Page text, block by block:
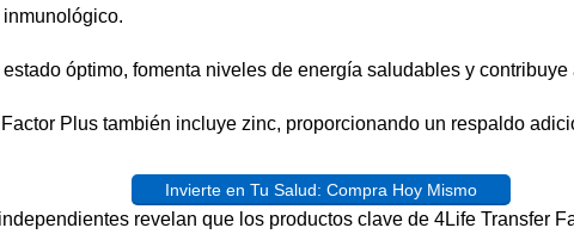
óptimo, fomenta niveles de energía saludables y
Plus también incluye zinc, proporcionando un respaldo
Invierte en Tu Salud: Compra Hoy Mismo
revelan que los productos clave de 4Life Transfer